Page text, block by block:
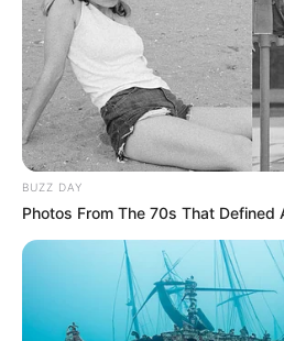
BUZZ DAY
Photos From The 70s That Defined